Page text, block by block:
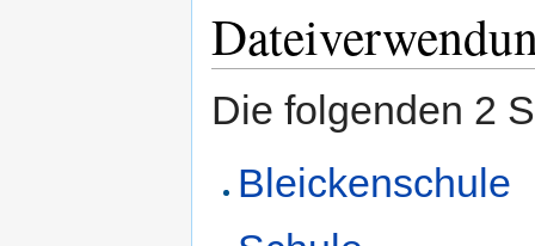
Die folgenden 2
Bleickenschule